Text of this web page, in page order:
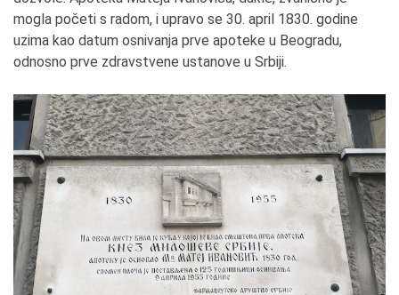
mogla početi s radom, i upravo se 30. april 1830. godine
uzima kao datum osnivanja prve apoteke u Beogradu,
odnosno prve zdravstvene ustanove u Srbiji.